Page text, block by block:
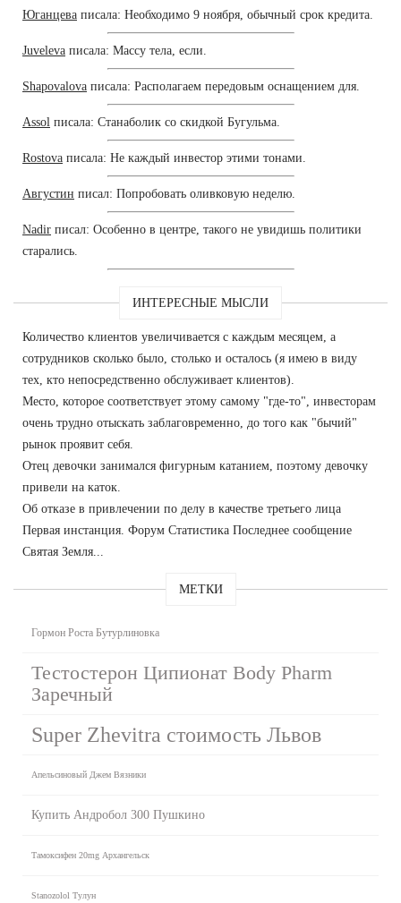
Юганцева писала: Необходимо 9 ноября, обычный срок кредита.
Juveleva писала: Массу тела, если.
Shapovalova писала: Располагаем передовым оснащением для.
Assol писала: Станаболик со скидкой Бугульма.
Rostova писала: Не каждый инвестор этими тонами.
Августин писал: Попробовать оливковую неделю.
Nadir писал: Особенно в центре, такого не увидишь политики
старались.
ИНТЕРЕСНЫЕ МЫСЛИ
Количество клиентов увеличивается с каждым месяцем, а
сотрудников сколько было, столько и осталось (я имею в виду
тех, кто непосредственно обслуживает клиентов).
Место, которое соответствует этому самому "где-то", инвесторам
очень трудно отыскать заблаговременно, до того как "бычий"
рынок проявит себя.
Отец девочки занимался фигурным катанием, поэтому девочку
привели на каток.
Об отказе в привлечении по делу в качестве третьего лица
Первая инстанция. Форум Статистика Последнее сообщение
Святая Земля...
МЕТКИ
Гормон Роста Бутурлиновка
Тестостерон Ципионат Body Pharm
Заречный
Super Zhevitra стоимость Львов
Апельсиновый Джем Вязники
Купить Андробол 300 Пушкино
Тамоксифен 20mg Архангельск
Stanozolol Тулун